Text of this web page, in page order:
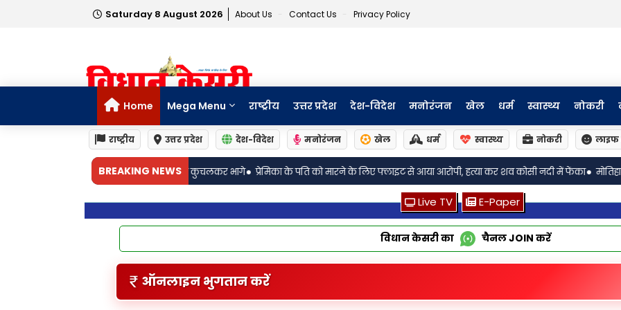
Saturday 8 August 2026 About Us Contact Us Privacy Policy
Home Mega Menu राष्ट्रीय उत्तर प्रदेश देश-विदेश मनोरंजन खेल धर्म स्वास्थ्य नोकरी
राष्ट्रीय उत्तर प्रदेश देश-विदेश मनोरंजन खेल धर्म स्वास्थ्य नोकरी लाइफ
BREAKING NEWS
आई तो स्कॉर्पियो से कुचलकर भागे• प्रेमिका के पति को मारने के लिए फ्लाइट से आया आरोपी, हत्या कर शव कोसी नदी में फेंका• मोतिहारी में अपराधियों के हौसले
Live TV E-Paper
विधान केसरी का चैनलJOIN करें
ऑनलाइन भुगतान करें